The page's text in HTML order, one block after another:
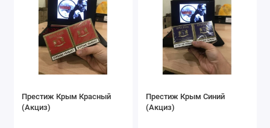
Престиж Крым Красный
(Акциз)
Престиж Крым Синий
(Акциз)